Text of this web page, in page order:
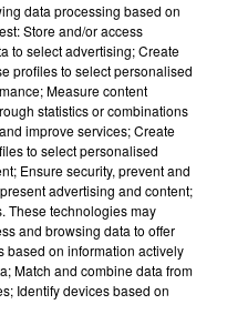
8 DÉCEMBRE 2021
Ciné à 17h15,
Rouge à
data processing based on
Store and/or access
to select advertising; Create
profiles to select personalised
Measure content
statistics or combinations
improve services; Create
to select personalised
Ensure security, prevent and
advertising and content;
These technologies may
and browsing data to offer
based on information actively
Match and combine data from
Identify devices based on